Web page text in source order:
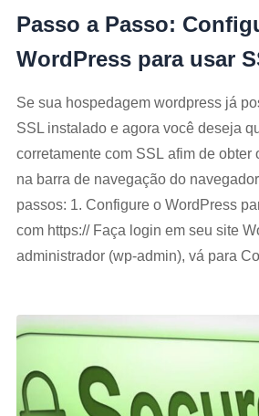
Passo a Passo:
WordPress para usar
Se sua hospedagem wordpress já
SSL instalado e agora você deseja
corretamente com SSL afim de obter
na barra de navegação do
passos: 1. Configure o WordPress
com https:// Faça login em seu site
administrador (wp-admin), vá para